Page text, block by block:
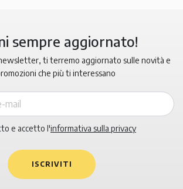
sempre aggiornato!
ti terremo aggiornato sulle novità e
che più ti interessano
e accetto l'informativa sulla privacy
ISCRIVITI